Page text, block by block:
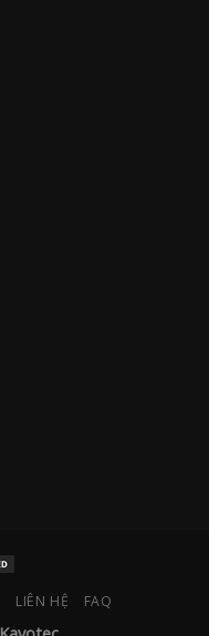
LIÊN HỆ FAQ